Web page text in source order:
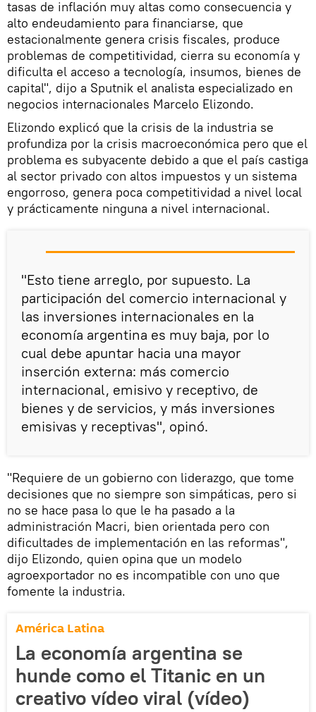
tasas de inflación muy altas como consecuencia y
alto endeudamiento para financiarse, que
estacionalmente genera crisis fiscales, produce
problemas de competitividad, cierra su economía y
dificulta el acceso a tecnología, insumos, bienes de
capital", dijo a Sputnik el analista especializado en
negocios internacionales Marcelo Elizondo.
Elizondo explicó que la crisis de la industria se
profundiza por la crisis macroeconómica pero que el
problema es subyacente debido a que el país castiga
al sector privado con altos impuestos y un sistema
engorroso, genera poca competitividad a nivel local
y prácticamente ninguna a nivel internacional.
"Esto tiene arreglo, por supuesto. La
participación del comercio internacional y
las inversiones internacionales en la
economía argentina es muy baja, por lo
cual debe apuntar hacia una mayor
inserción externa: más comercio
internacional, emisivo y receptivo, de
bienes y de servicios, y más inversiones
emisivas y receptivas", opinó.
"Requiere de un gobierno con liderazgo, que tome
decisiones que no siempre son simpáticas, pero si
no se hace pasa lo que le ha pasado a la
administración Macri, bien orientada pero con
dificultades de implementación en las reformas",
dijo Elizondo, quien opina que un modelo
agroexportador no es incompatible con uno que
fomente la industria.
América Latina
La economía argentina se
hunde como el Titanic en un
creativo vídeo viral (vídeo)